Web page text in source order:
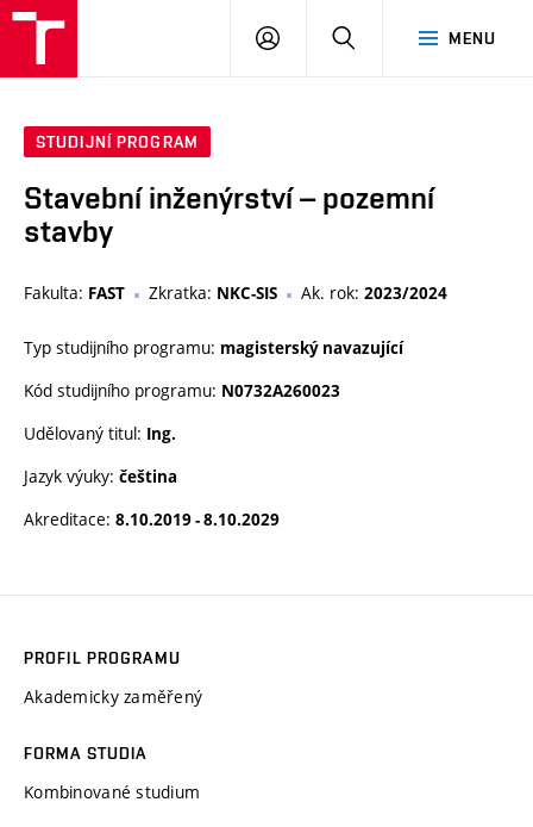
MENU
PŘIHLÁSIT
STUDIJNÍ PROGRAM
Stavební inženýrství – pozemní
stavby
Fakulta: FAST Zkratka: NKC-SIS Ak. rok: 2023/2024
Typ studijního programu: magisterský navazující
Kód studijního programu: N0732A260023
Udělovaný titul: Ing.
Jazyk výuky: čeština
Akreditace: 8.10.2019 - 8.10.2029
PROFIL PROGRAMU
Akademicky zaměřený
FORMA STUDIA
Kombinované studium